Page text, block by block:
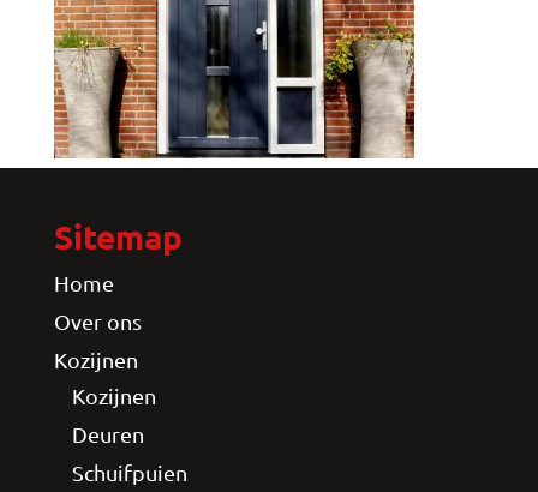
Sitemap
Home
Over ons
Kozijnen
Kozijnen
Deuren
Schuifpuien